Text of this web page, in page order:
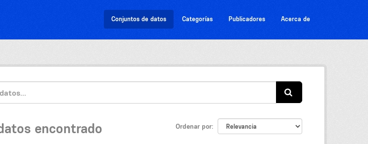
Conjuntos de datos Categorías Publicadores Acerca de
Ordenar por
encontrado